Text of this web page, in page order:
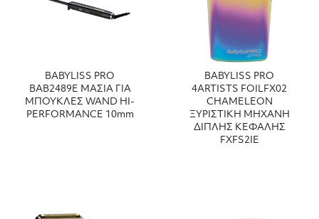
BABYLISS PRO
ΒΑΒ2489Ε ΜΑΣΙΑ ΓΙΑ
ΜΠΟΥΚΛΕΣ WAND HI-
PERFORMANCE 10mm
BABYLISS PRO
4ARTISTS FOILFX02
CHAMELEON
ΞΥΡΙΣΤΙΚΗ ΜΗΧΑΝΗ
ΔΙΠΛΗΣ ΚΕΦΑΛΗΣ
FXFS2IE